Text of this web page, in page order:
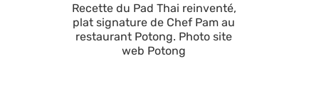
Recette du Pad Thai reinventé,
plat signature de Chef Pam au
restaurant Potong. Photo site
web Potong